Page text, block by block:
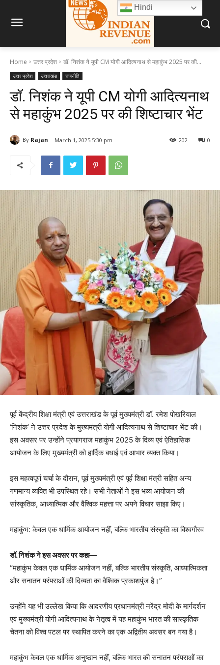
Home उत्तर प्रदेश डॉ. निशंक ने यूपी CM योगी आदित्यनाथ से महाकुंभ 2025 पर की...
उत्तर प्रदेश उत्तराखंड राजनीति
डॉ. निशंक ने यूपी CM योगी आदित्यनाथ
से महाकुंभ 2025 पर की शिष्टाचार भेंट
By Rajan March 1, 2025 5:30 pm 0
202
पूर्व केंद्रीय शिक्षा मंत्री एवं उत्तराखंड के पूर्व मुख्यमंत्री डॉ. रमेश पोखरियाल
‘निशंक’ ने उत्तर प्रदेश के मुख्यमंत्री योगी आदित्यनाथ से शिष्टाचार भेंट की।
इस अवसर पर उन्होंने प्रयागराज महाकुंभ 2025 के दिव्य एवं ऐतिहासिक
आयोजन के लिए मुख्यमंत्री को हार्दिक बधाई एवं आभार व्यक्त किया।
इस महत्वपूर्ण चर्चा के दौरान, पूर्व मुख्यमंत्री एवं पूर्व शिक्षा मंत्री सहित अन्य
गणमान्य व्यक्ति भी उपस्थित रहे। सभी नेताओं ने इस भव्य आयोजन की
सांस्कृतिक, आध्यात्मिक और वैश्विक महत्ता पर अपने विचार साझा किए।
महाकुंभ: केवल एक धार्मिक आयोजन नहीं, बल्कि भारतीय संस्कृति का विश्वगौरव
डॉ. निशंक ने इस अवसर पर कहा—
“महाकुंभ केवल एक धार्मिक आयोजन नहीं, बल्कि भारतीय संस्कृति, आध्यात्मिकता
और सनातन परंपराओं की दिव्यता का वैश्विक प्रकाशपुंज है।”
उन्होंने यह भी उल्लेख किया कि आदरणीय प्रधानमंत्री नरेंद्र मोदी के मार्गदर्शन
एवं मुख्यमंत्री योगी आदित्यनाथ के नेतृत्व में यह महाकुंभ भारत की सांस्कृतिक
चेतना को विश्व पटल पर स्थापित करने का एक अद्वितीय अवसर बन गया है।
महाकुंभ केवल एक धार्मिक अनुष्ठान नहीं, बल्कि भारत की सनातन परंपराओं का
Hindi